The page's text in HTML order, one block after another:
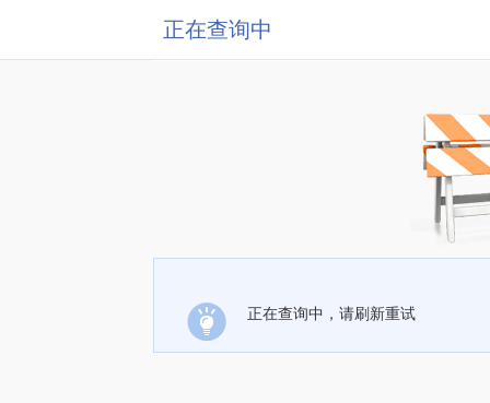
正在查询中
正在查询中，请刷新重试